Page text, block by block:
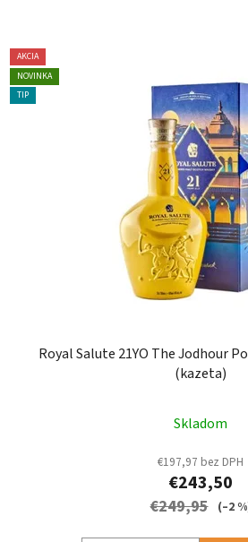
AKCIA
NOVINKA
TIP
Royal Salute 21YO The Jodhour
(kazeta)
Skladom
€197,97 bez DPH
€243,50
€249,95 (–2